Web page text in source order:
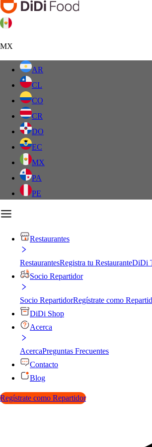
MX
AR
CL
CO
CR
DO
EC
MX
PA
PE
Restaurantes
RestaurantesRegistra tu RestauranteDiDi
Socio Repartidor
Socio RepartidorRegístrate como
DiDi Shop
Acerca
AcercaPreguntas Frecuentes
Contacto
Blog
Regístrate como Repartidor